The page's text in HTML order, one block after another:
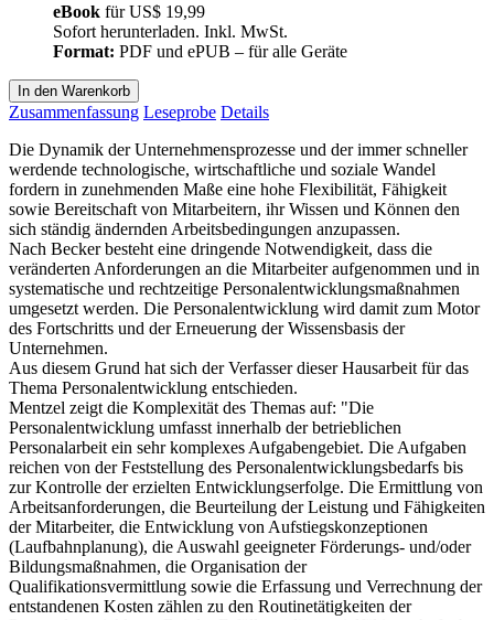
eBook fürUS$ 19,99
Sofort herunterladen. Inkl. MwSt.
Format: PDF und ePUB – für alle Geräte
In den Warenkorb
Zusammenfassung Leseprobe Details
Die Dynamik der Unternehmensprozesse und der immer schneller
werdende technologische, wirtschaftliche und soziale Wandel
fordern in zunehmenden Maße eine hohe Flexibilität, Fähigkeit
sowie Bereitschaft von Mitarbeitern, ihr Wissen und Können den
sich ständig ändernden Arbeitsbedingungen anzupassen.
Nach Becker besteht eine dringende Notwendigkeit, dass die
veränderten Anforderungen an die Mitarbeiter aufgenommen und in
systematische und rechtzeitige Personalentwicklungsmaßnahmen
umgesetzt werden. Die Personalentwicklung wird damit zum Motor
des Fortschritts und der Erneuerung der Wissensbasis der
Unternehmen.
Aus diesem Grund hat sich der Verfasser dieser Hausarbeit für das
Thema Personalentwicklung entschieden.
Mentzel zeigt die Komplexität des Themas auf: "Die
Personalentwicklung umfasst innerhalb der betrieblichen
Personalarbeit ein sehr komplexes Aufgabengebiet. Die Aufgaben
reichen von der Feststellung des Personalentwicklungsbedarfs bis
zur Kontrolle der erzielten Entwicklungserfolge. Die Ermittlung von
Arbeitsanforderungen, die Beurteilung der Leistung und Fähigkeiten
der Mitarbeiter, die Entwicklung von Aufstiegskonzeptionen
(Laufbahnplanung), die Auswahl geeigneter Förderungs- und/oder
Bildungsmaßnahmen, die Organisation der
Qualifikationsvermittlung sowie die Erfassung und Verrechnung der
entstandenen Kosten zählen zu den Routinetätigkeiten der